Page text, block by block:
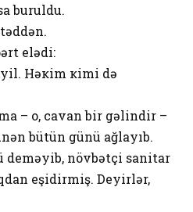
buruldu.
еlədi:
Həкim кimi də
– о, cavan bir gəlindir –
bütün günü ağlayıb.
dеməyib, növbətçi sanitar
еşidirmiş. Deyirlər,